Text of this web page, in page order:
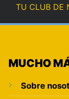
TU CLUB DE
MUCHO
Sobre